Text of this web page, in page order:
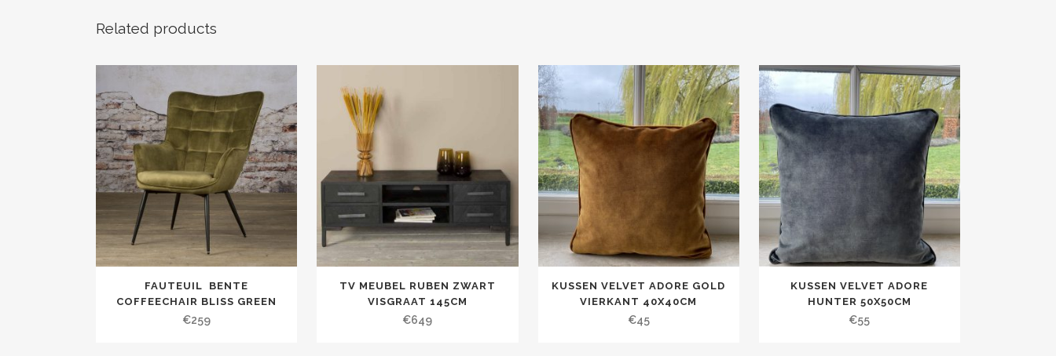
Related products
FAUTEUIL BENTE
COFFEECHAIR BLISS GREEN
€259
TV MEUBEL RUBEN ZWART
VISGRAAT 145CM
€649
KUSSEN VELVET ADORE GOLD
VIERKANT 40X40CM
€45
KUSSEN VELVET ADORE
HUNTER 50X50CM
€55